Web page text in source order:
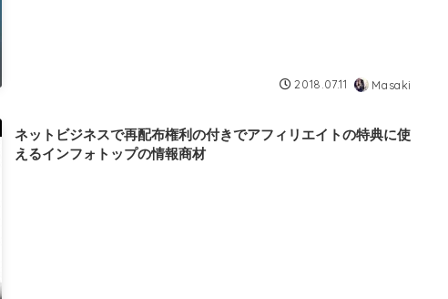
2018.07.11 Masaki
ネットビジネスで再配布権利の付きでアフィリエイトの特典に使
えるインフォトップの情報商材